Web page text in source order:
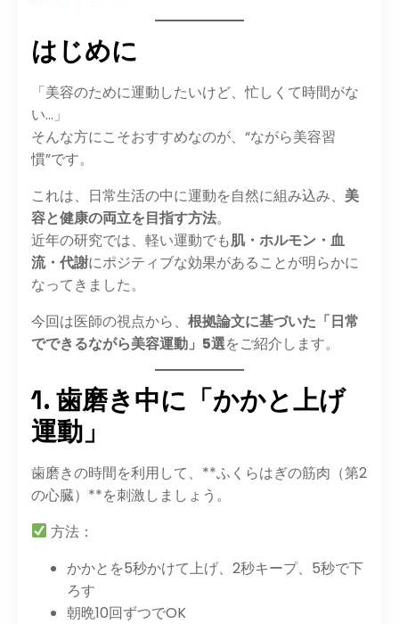
はじめに
「美容のために運動したいけど、忙しくて時間がな
い…」
そんな方にこそおすすめなのが、“ながら美容習
慣”です。
これは、日常生活の中に運動を自然に組み込み、 美
容と健康の両立を目指す方法。
近年の研究では、軽い運動でも肌・ホルモン・血
流・代謝にポジティブな効果があることが明らかに
なってきました。
今回は医師の視点から、 根拠論文に基づいた「日常
でできるながら美容運動」5選をご紹介します。
1. 歯磨き中に「かかと上げ
運動」
歯磨きの時間を利用して、**ふくらはぎの筋肉（第2
の心臓）**を刺激しましょう。
方法：
かかとを5秒かけて上げ、2秒キープ、5秒で下
ろす
朝晩10回ずつでOK